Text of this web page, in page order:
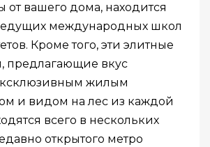
от вашего дома, находится
международных школ
Кроме того, эти элитные
предлагающие вкус
жилым
и видом на лес из каждой
всего в нескольких
открытого метро